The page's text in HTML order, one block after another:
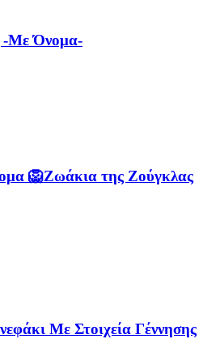
-Με Όνομα-
🦁Ζωάκια της Ζούγκλας
Με Στοιχεία Γέννησης